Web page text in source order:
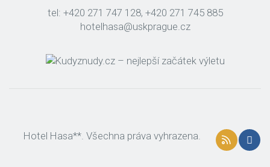
tel: +420 271 747 128, +420 271 745 885
hotelhasa@uskprague.cz
Hotel Hasa**. Všechna práva vyhrazena.